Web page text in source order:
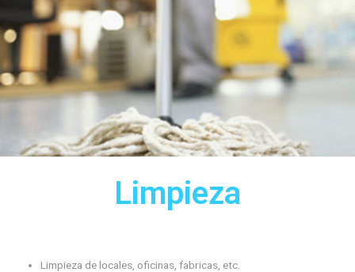
Limpieza
Limpieza de locales, oficinas, fabricas, etc.